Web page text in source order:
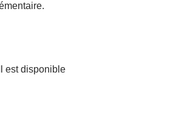
est disponible